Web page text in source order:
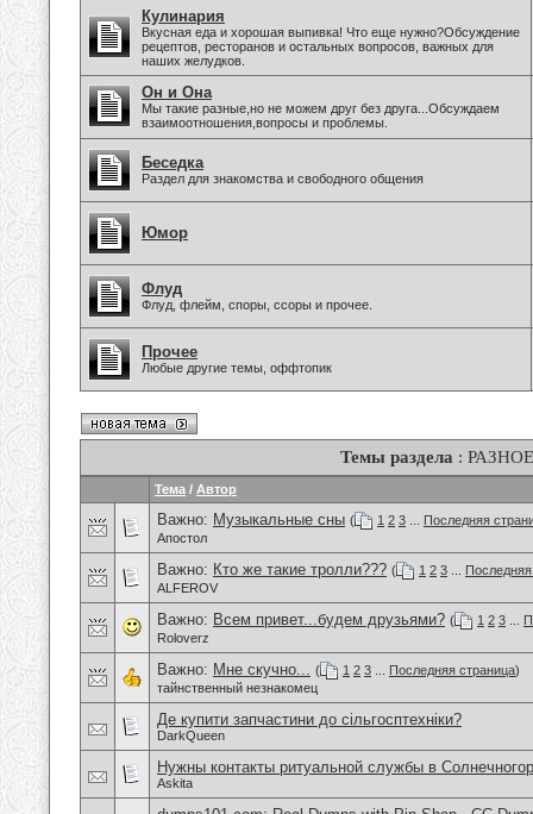
Кулинария
Вкусная еда и хорошая выпивка! Что еще нужно?Обсуждение
рецептов, ресторанов и остальных вопросов, важных для
наших желудков.
Он и Она
Мы такие разные,но не можем друг без друга...Обсуждаем
взаимоотношения,вопросы и проблемы.
Беседка
Раздел для знакомства и свободного общения
Юмор
Флуд
Флуд, флейм, споры, ссоры и прочее.
Прочее
Любые другие темы, оффтопик
Темы раздела : РАЗНОЕ
Тема / Автор
Важно: Музыкальные сны ( 1 2 3
Последняя
Апостол
Важно: Кто же такие тролли??? ( 1 2 3
ALFEROV
Важно: Всем привет...будем друзьями? ( 1 2 3
Roloverz
Важно: Мне скучно... ( 1 2 3 Последняя страница)
тайнственный незнакомец
Де купити запчастини до сільгосптехніки?
DarkQueen
Нужны контакты ритуальной службы в
Askita